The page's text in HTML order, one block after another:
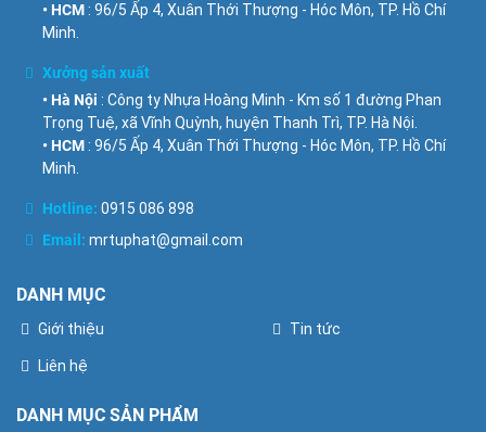
• HCM : 96/5 Ấp 4, Xuân Thới Thượng - Hóc Môn, TP. Hồ Chí
Minh.
Xưởng sản xuất
• Hà Nội : Công ty Nhựa Hoàng Minh - Km số 1 đường Phan
Trọng Tuệ, xã Vĩnh Quỳnh, huyện Thanh Trì, TP. Hà Nội.
• HCM : 96/5 Ấp 4, Xuân Thới Thượng - Hóc Môn, TP. Hồ Chí
Minh.
Hotline: 0915 086 898
Email: mrtuphat@gmail.com
DANH MỤC
Giới thiệu
Liên hệ
Tin tức
DANH MỤC SẢN PHẨM